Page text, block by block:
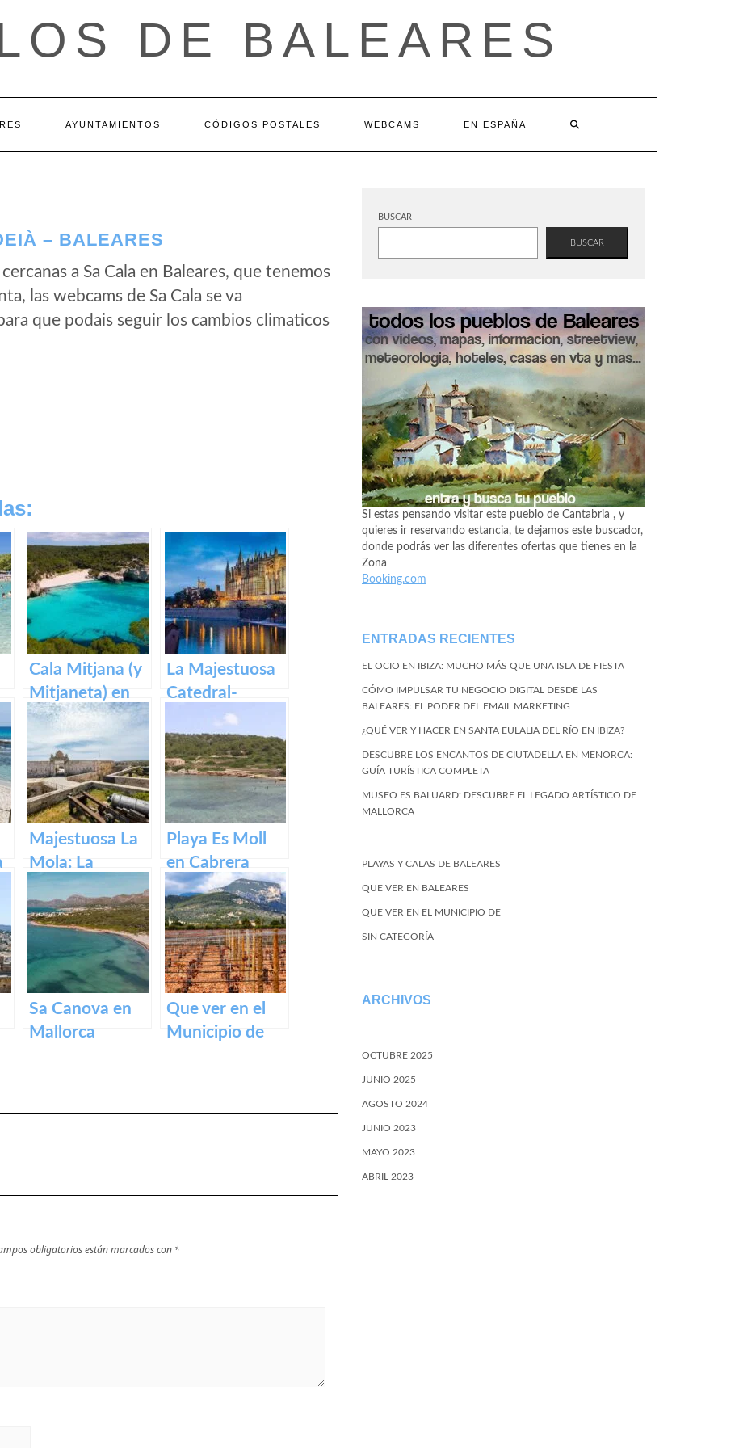
DE BALEARES
AYUNTAMIENTOS CÓDIGOS POSTALES WEBCAMS EN ESPAÑA
– BALEARES
a Sa Cala en Baleares, que tenemos
las webcams de Sa Cala se va
que podais seguir los cambios climaticos
Cala Mitjana (y
Mitjaneta) en
Menorca
La Majestuosa
Catedral-
Basílica de
Santa María en
Mallorca.
Majestuosa La
Mola: La
Fortaleza de
Menorca
Playa Es Moll
en Cabrera
Sa Canova en
Mallorca
Que ver en el
Municipio de
obligatorios están marcados con *
BUSCAR
BUSCAR
Si estas pensando visitar este pueblo de Cantabria , y
quieres ir reservando estancia, te dejamos este buscador,
donde podrás ver las diferentes ofertas que tienes en la
Zona
Booking.com
ENTRADAS RECIENTES
EL OCIO EN IBIZA: MUCHO MÁS QUE UNA ISLA DE FIESTA
CÓMO IMPULSAR TU NEGOCIO DIGITAL DESDE LAS
BALEARES: EL PODER DEL EMAIL MARKETING
¿QUÉ VER Y HACER EN SANTA EULALIA DEL RÍO EN IBIZA?
DESCUBRE LOS ENCANTOS DE CIUTADELLA EN MENORCA:
GUÍA TURÍSTICA COMPLETA
MUSEO ES BALUARD: DESCUBRE EL LEGADO ARTÍSTICO DE
MALLORCA
PLAYAS Y CALAS DE BALEARES
QUE VER EN BALEARES
QUE VER EN EL MUNICIPIO DE
SIN CATEGORÍA
ARCHIVOS
OCTUBRE 2025
JUNIO 2025
AGOSTO 2024
JUNIO 2023
MAYO 2023
ABRIL 2023